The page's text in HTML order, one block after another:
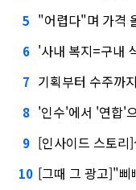
5 "어렵다"며 가격
6 '사내 복지=구내
7 기획부터 수주까
8 '인수'에서 '연합'
9 [인사이드 스토리]
10 [그때 그 광고]"삐